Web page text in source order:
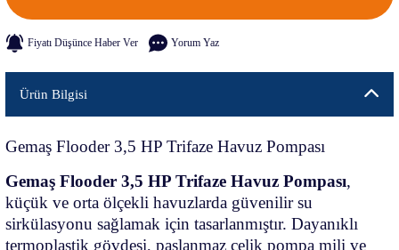
Fiyatı Düşünce Haber Ver Yorum Yaz
Ürün Bilgisi
Gemaş Flooder 3,5 HP Trifaze Havuz Pompası
Gemaş Flooder 3,5 HP Trifaze Havuz Pompası,
küçük ve orta ölçekli havuzlarda güvenilir su
sirkülasyonu sağlamak için tasarlanmıştır. Dayanıklı
termoplastik gövdesi, paslanmaz çelik pompa mili ve